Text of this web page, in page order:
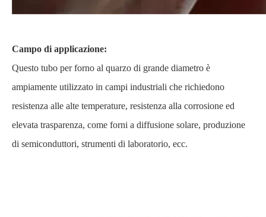
Campo di applicazione:
Questo tubo per forno al quarzo di grande diametro è
ampiamente utilizzato in campi industriali che richiedono
resistenza alle alte temperature, resistenza alla corrosione ed
elevata trasparenza, come forni a diffusione solare, produzione
di semiconduttori, strumenti di laboratorio, ecc.